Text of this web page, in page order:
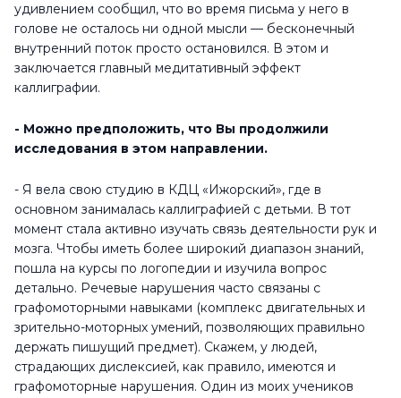
удивлением сообщил, что во время письма у него в
голове не осталось ни одной мысли — бесконечный
внутренний поток просто остановился. В этом и
заключается главный медитативный эффект
каллиграфии.
- Можно предположить, что Вы продолжили
исследования в этом направлении.
- Я вела свою студию в КДЦ «Ижорский», где в
основном занималась каллиграфией с детьми. В тот
момент стала активно изучать связь деятельности рук и
мозга. Чтобы иметь более широкий диапазон знаний,
пошла на курсы по логопедии и изучила вопрос
детально. Речевые нарушения часто связаны с
графомоторными навыками (комплекс двигательных и
зрительно-моторных умений, позволяющих правильно
держать пишущий предмет). Скажем, у людей,
страдающих дислексией, как правило, имеются и
графомоторные нарушения. Один из моих учеников